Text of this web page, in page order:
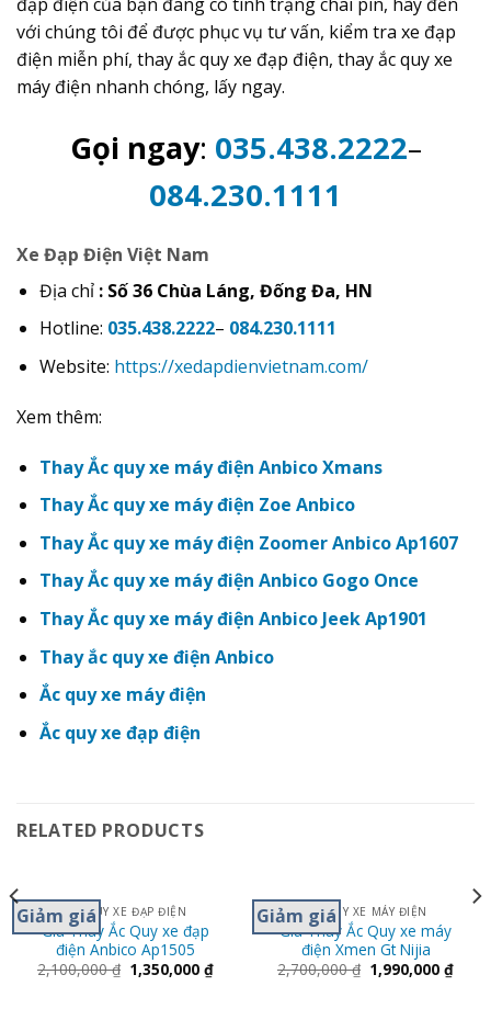
với chúng tôi để được phục vụ tư vấn, kiểm tra xe đạp
điện miễn phí, thay ắc quy xe đạp điện, thay ắc quy xe
máy điện nhanh chóng, lấy ngay.
Gọi ngay: 035.438.2222–
084.230.1111
Xe Đạp Điện Việt Nam
Địa chỉ : Số 36 Chùa Láng, Đống Đa, HN
Hotline: 035.438.2222– 084.230.1111
Website: https://xedapdienvietnam.com/
Xem thêm:
Thay Ắc quy xe máy điện Anbico Xmans
Thay Ắc quy xe máy điện Zoe Anbico
Thay Ắc quy xe máy điện Zoomer Anbico Ap1607
Thay Ắc quy xe máy điện Anbico Gogo Once
Thay Ắc quy xe máy điện Anbico Jeek Ap1901
Thay ắc quy xe điện Anbico
Ắc quy xe máy điện
Ắc quy xe đạp điện
RELATED PRODUCTS
Giảm giáẮC QUY XE ĐẠP ĐIỆN
Giá Thay Ắc Quy xe đạp
điện Anbico Ap1505
2,100,000₫ 1,350,000₫
Giảm giáẮC QUY XE MÁY ĐIỆN
Giá Thay Ắc Quy xe máy
điện Xmen Gt Nijia
2,700,000₫ 1,990,000₫